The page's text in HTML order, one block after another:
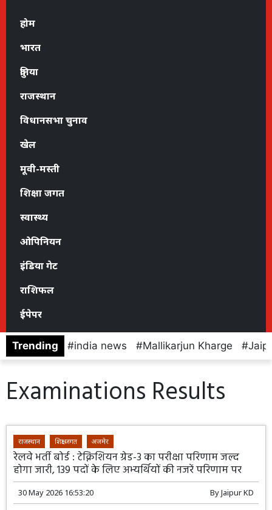
होम
भारत
दुनिया
राजस्थान
विधानसभा चुनाव
खेल
मूवी-मस्ती
शिक्षा जगत
स्वास्थ्य
ओपिनियन
इंडिया गेट
राशिफल
ईपेपर
Trending india news Mallikarjun Kharge
Examinations Results
राजस्थान शिक्षा जगत अजमेर
रेलवे भर्ती बोर्ड : टेक्निशियन ग्रेड-3 का परीक्षा परिणाम जल्द
होगा जारी, 139 पदों के लिए अभ्यर्थियों की नजरें परिणाम पर
30 May 2026 16:53:20 ByJaipur KD